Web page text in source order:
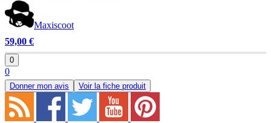
Maxiscoot
59,00 €
0
0
Donner mon avis Voir la fiche produit